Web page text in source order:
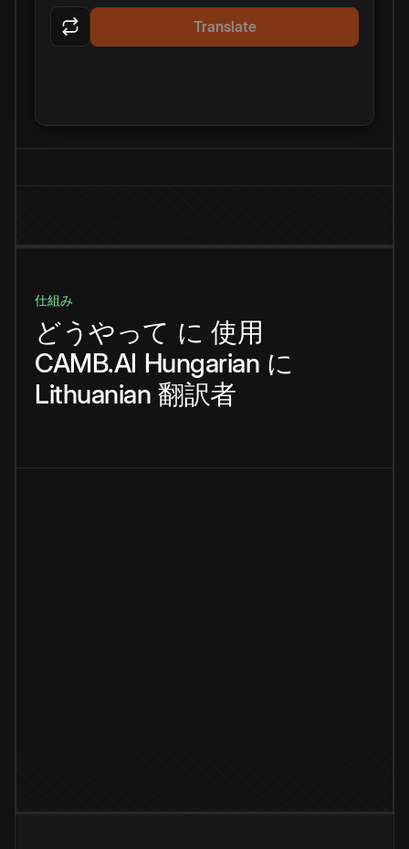
Translate
仕組み
どうやって に 使用
CAMB.AI Hungarian に
Lithuanian 翻訳者